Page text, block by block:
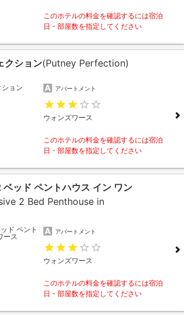
このホテルの料金を確認するには宿泊
日・部屋数を指定してください
クション(Putney Perfection)
アパートメント
ウォンズワース
このホテルの料金を確認するには宿泊
日・部屋数を指定してください
ッド ペントハウス イン ワン
2 Bed Penthouse in
アパートメント
ウォンズワース
このホテルの料金を確認するには宿泊
日・部屋数を指定してください